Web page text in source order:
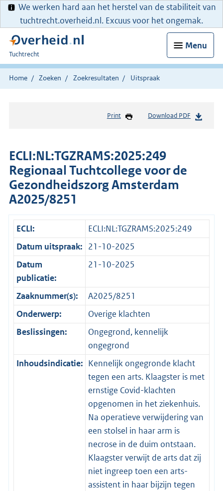
We werken hard aan het herstel van de stabiliteit van
tuchtrecht.overheid.nl. Excuus voor het ongemak.
Menu
U
bent
hier:
Tuchtrecht
Home Zoeken Zoekresultaten Uitspraak
Print Download PDF
ECLI:NL:TGZRAMS:2025:249
Regionaal Tuchtcollege voor de
Gezondheidszorg Amsterdam
A2025/8251
ECLI:
ECLI:NL:TGZRAMS:2025:249
Datum uitspraak: 21-10-2025
Datum
publicatie:
21-10-2025
Zaaknummer(s):
A2025/8251
Onderwerp:
Overige klachten
Beslissingen:
Ongegrond, kennelijk
ongegrond
Inhoudsindicatie: Kennelijk ongegronde klacht
tegen een arts. Klaagster is met
ernstige Covid-klachten
opgenomen in het ziekenhuis.
Na operatieve verwijdering van
een stolsel in haar arm is
necrose in de duim ontstaan.
Klaagster verwijt de arts dat zij
niet ingreep toen een arts-
assistent in haar bijzijn tegen